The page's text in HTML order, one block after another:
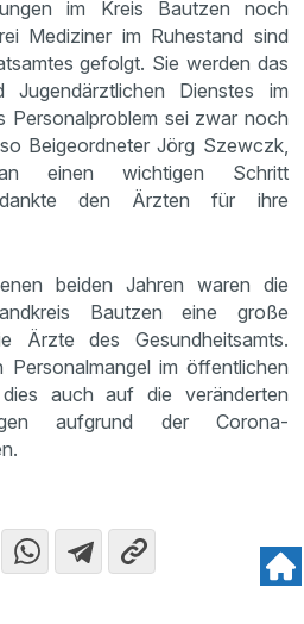
im Kreis Bautzen noch
Mediziner im Ruhestand sind
gefolgt. Sie werden das
Dienstes im
Personalproblem sei zwar noch
Beigeordneter Jörg Szewczk,
einen wichtigen Schritt
dankte den Ärzten für ihre
beiden Jahren waren die
Bautzen eine große
Ärzte des Gesundheitsamts.
Personalmangel im öffentlichen
auch auf die veränderten
aufgrund der Corona-